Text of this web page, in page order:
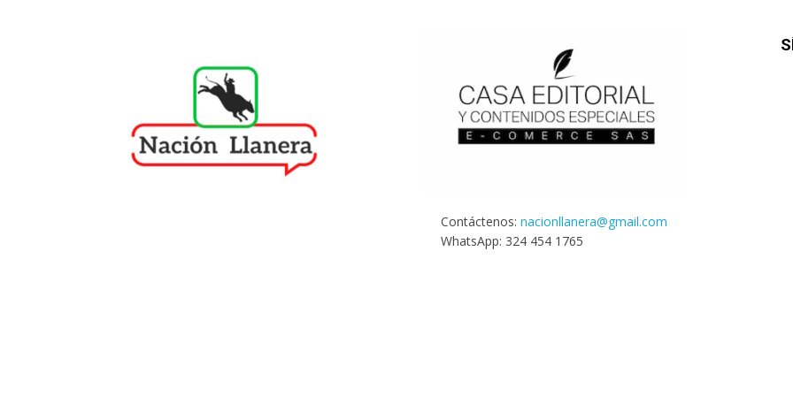
Contáctenos: nacionllanera@gmail.com
WhatsApp: 324 454 1765